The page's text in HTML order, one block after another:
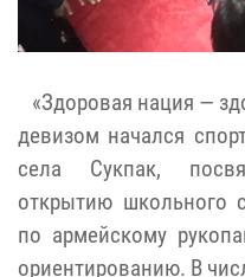
«Здоровая нация —
девизом начался
села Сукпак,
открытию школьного
по армейскому
ориентированию. В